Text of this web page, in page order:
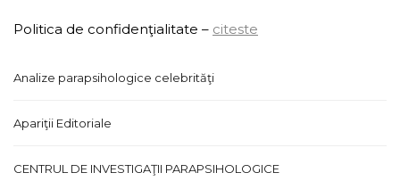
Politica de confidenţialitate – citeste
Analize parapsihologice celebrităţi
Apariţii Editoriale
CENTRUL DE INVESTIGAŢII PARAPSIHOLOGICE